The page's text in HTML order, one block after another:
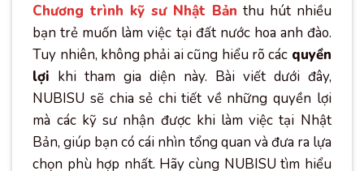
Chương trình kỹ sư Nhật Bản thu hút nhiều
bạn trẻ muốn làm việc tại đất nước hoa anh đào.
Tuy nhiên, không phải ai cũng hiểu rõ các quyền
lợi khi tham gia diện này. Bài viết dưới đây,
NUBISU sẽ chia sẻ chi tiết về những quyền lợi
mà các kỹ sư nhận được khi làm việc tại Nhật
Bản, giúp bạn có cái nhìn tổng quan và đưa ra lựa
chọn phù hợp nhất. Hãy cùng NUBISU tìm hiểu